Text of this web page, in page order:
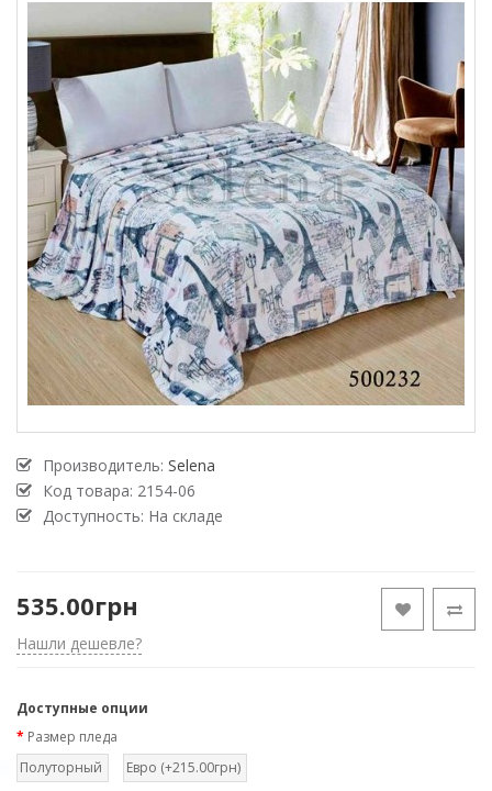
Производитель: Selena
Код товара: 2154-06
Доступность: На складе
535.00грн
Нашли дешевле?
Доступные опции
Размер пледа
Полуторный
Евро (+215.00грн)